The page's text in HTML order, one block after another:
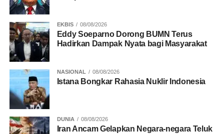
Reza Pahlevi Isfahani yang kemarin menang atas wakil
tuan rumah Eng Keat Wesley Koh/Junsuke Kubo dengan
skor 21-14, 21-12.
(Ari Wibowo/goeh)
RELATED TOPICS:
BULUTANGKIS
UP NEXT
EKBIS 08/08/2026
Eddy Soeparno Dorong BUMN Terus
Hadirkan Dampak Nyata bagi Masyarakat
NASIONAL 08/08/2026
Istana Bongkar Rahasia Nuklir Indonesia
DUNIA 08/08/2026
Iran Ancam Gelapkan Negara-negara Teluk